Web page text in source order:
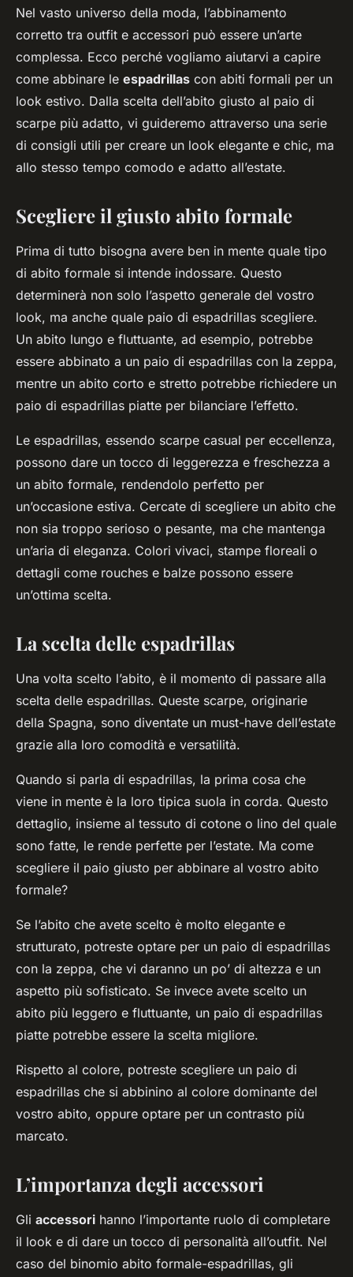
Come abbinare le espadrilles
con abiti formali per un look
estivo?
Eva• 4 aprile 2024• 6 min de lecture
Nel vasto universo della moda, l’abbinamento
corretto tra outfit e accessori può essere un’arte
complessa. Ecco perché vogliamo aiutarvi a capire
come abbinare le espadrillas con abiti formali per un
look estivo. Dalla scelta dell’abito giusto al paio di
scarpe più adatto, vi guideremo attraverso una serie
di consigli utili per creare un look elegante e chic, ma
allo stesso tempo comodo e adatto all’estate.
Scegliere il giusto abito formale
Prima di tutto bisogna avere ben in mente quale tipo
di abito formale si intende indossare. Questo
determinerà non solo l’aspetto generale del vostro
look, ma anche quale paio di espadrillas scegliere.
Un abito lungo e fluttuante, ad esempio, potrebbe
essere abbinato a un paio di espadrillas con la zeppa,
mentre un abito corto e stretto potrebbe richiedere un
paio di espadrillas piatte per bilanciare l’effetto.
Le espadrillas, essendo scarpe casual per eccellenza,
possono dare un tocco di leggerezza e freschezza a
un abito formale, rendendolo perfetto per
un’occasione estiva. Cercate di scegliere un abito che
non sia troppo serioso o pesante, ma che mantenga
un’aria di eleganza. Colori vivaci, stampe floreali o
dettagli come rouches e balze possono essere
un’ottima scelta.
La scelta delle espadrillas
Una volta scelto l’abito, è il momento di passare alla
scelta delle espadrillas. Queste scarpe, originarie
della Spagna, sono diventate un must-have dell’estate
grazie alla loro comodità e versatilità.
Quando si parla di espadrillas, la prima cosa che
viene in mente è la loro tipica suola in corda. Questo
dettaglio, insieme al tessuto di cotone o lino del quale
sono fatte, le rende perfette per l’estate. Ma come
scegliere il paio giusto per abbinare al vostro abito
formale?
Se l’abito che avete scelto è molto elegante e
strutturato, potreste optare per un paio di espadrillas
con la zeppa, che vi daranno un po’ di altezza e un
aspetto più sofisticato. Se invece avete scelto un
abito più leggero e fluttuante, un paio di espadrillas
piatte potrebbe essere la scelta migliore.
Rispetto al colore, potreste scegliere un paio di
espadrillas che si abbinino al colore dominante del
vostro abito, oppure optare per un contrasto più
marcato.
L’importanza degli accessori
Gli accessori hanno l’importante ruolo di completare
il look e di dare un tocco di personalità all’outfit. Nel
caso del binomio abito formale-espadrillas, gli